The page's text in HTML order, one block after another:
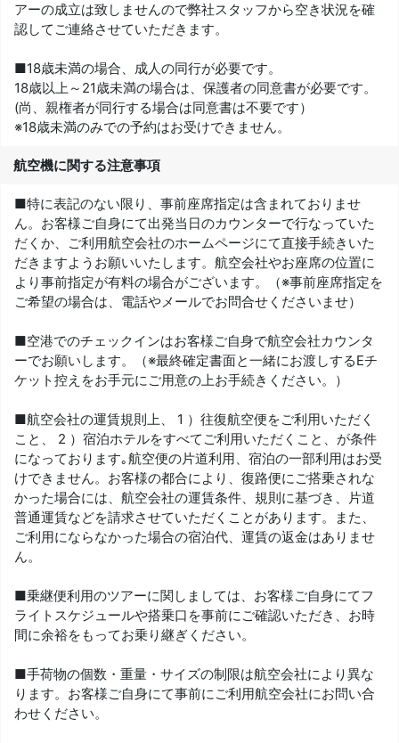
アーの成立は致しませんので弊社スタッフから空き状況を確
認してご連絡させていただきます。
■18歳未満の場合、成人の同行が必要です。
18歳以上～21歳未満の場合は、保護者の同意書が必要です。
(尚、親権者が同行する場合は同意書は不要です）
※18歳未満のみでの予約はお受けできません。
航空機に関する注意事項
■特に表記のない限り、事前座席指定は含まれておりませ
ん。お客様ご自身にて出発当日のカウンターで行なっていた
だくか、ご利用航空会社のホームページにて直接手続きいた
だきますようお願いいたします。航空会社やお座席の位置に
より事前指定が有料の場合がございます。（※事前座席指定を
ご希望の場合は、電話やメールでお問合せくださいませ）
■空港でのチェックインはお客様ご自身で航空会社カウンタ
ーでお願いします。（※最終確定書面と一緒にお渡しするEチ
ケット控えをお手元にご用意の上お手続きください。）
■航空会社の運賃規則上、 1 ）往復航空便をご利用いただく
こと、 2 ）宿泊ホテルをすべてご利用いただくこと、が条件
になっております｡航空便の片道利用、宿泊の一部利用はお受
けできません。お客様の都合により、復路便にご搭乗されな
かった場合には、航空会社の運賃条件、規則に基づき、片道
普通運賃などを請求させていただくことがあります。また、
ご利用にならなかった場合の宿泊代、運賃の返金はありませ
ん。
■乗継便利用のツアーに関しましては、お客様ご自身にてフ
ライトスケジュールや搭乗口を事前にご確認いただき、お時
間に余裕をもってお乗り継ぎください。
■手荷物の個数・重量・サイズの制限は航空会社により異な
ります。お客様ご自身にて事前にご利用航空会社にお問い合
わせください。